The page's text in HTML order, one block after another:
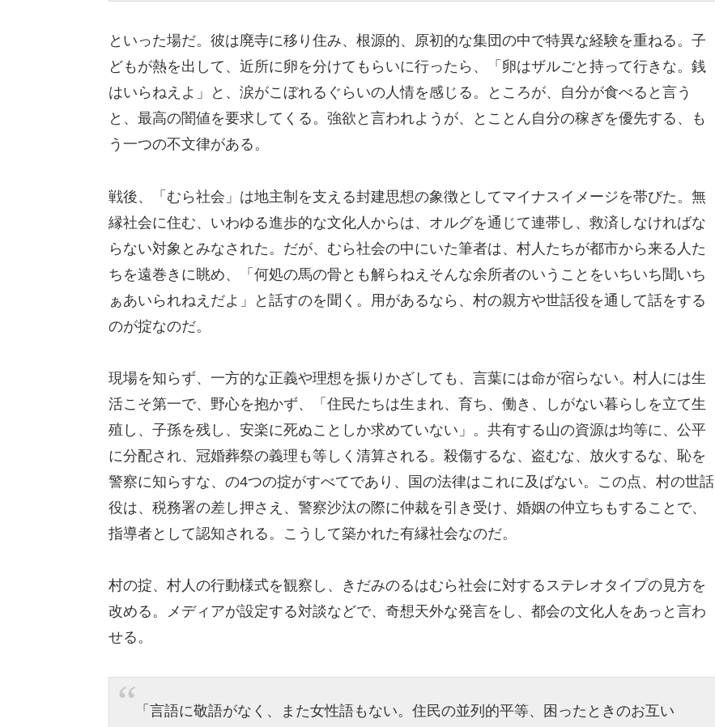
といった場だ。彼は廃寺に移り住み、根源的、原初的な集団の中で特異な経験を重ねる。子
どもが熱を出して、近所に卵を分けてもらいに行ったら、「卵はザルごと持って行きな。銭
はいらねえよ」と、涙がこぼれるぐらいの人情を感じる。ところが、自分が食べると言う
と、最高の闇値を要求してくる。強欲と言われようが、とことん自分の稼ぎを優先する、も
う一つの不文律がある。
戦後、「むら社会」は地主制を支える封建思想の象徴としてマイナスイメージを帯びた。無
縁社会に住む、いわゆる進歩的な文化人からは、オルグを通じて連帯し、救済しなければな
らない対象とみなされた。だが、むら社会の中にいた筆者は、村人たちが都市から来る人た
ちを遠巻きに眺め、「何処の馬の骨とも解らねえそんな余所者のいうことをいちいち聞いち
ぁあいられねえだよ」と話すのを聞く。用があるなら、村の親方や世話役を通して話をする
のが掟なのだ。
現場を知らず、一方的な正義や理想を振りかざしても、言葉には命が宿らない。村人には生
活こそ第一で、野心を抱かず、「住民たちは生まれ、育ち、働き、しがない暮らしを立て生
殖し、子孫を残し、安楽に死ぬことしか求めていない」。共有する山の資源は均等に、公平
に分配され、冠婚葬祭の義理も等しく清算される。殺傷するな、盗むな、放火するな、恥を
警察に知らすな、の4つの掟がすべてであり、国の法律はこれに及ばない。この点、村の世話
役は、税務署の差し押さえ、警察沙汰の際に仲裁を引き受け、婚姻の仲立ちもすることで、
指導者として認知される。こうして築かれた有縁社会なのだ。
村の掟、村人の行動様式を観察し、きだみのるはむら社会に対するステレオタイプの見方を
改める。メディアが設定する対談などで、奇想天外な発言をし、都会の文化人をあっと言わ
せる。
「言語に敬語がなく、また女性語もない。住民の並列的平等、困ったときのお互い